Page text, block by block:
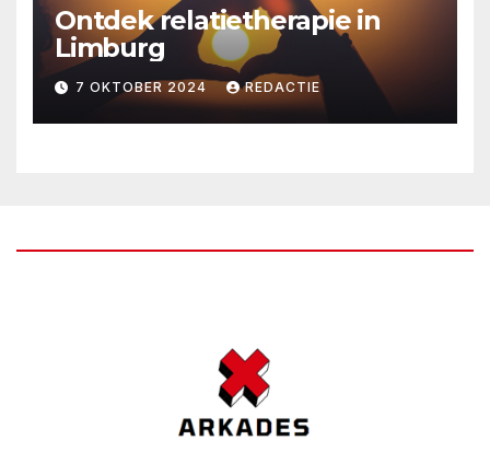
Ontdek relatietherapie in
Limburg
7 OKTOBER 2024 REDACTIE